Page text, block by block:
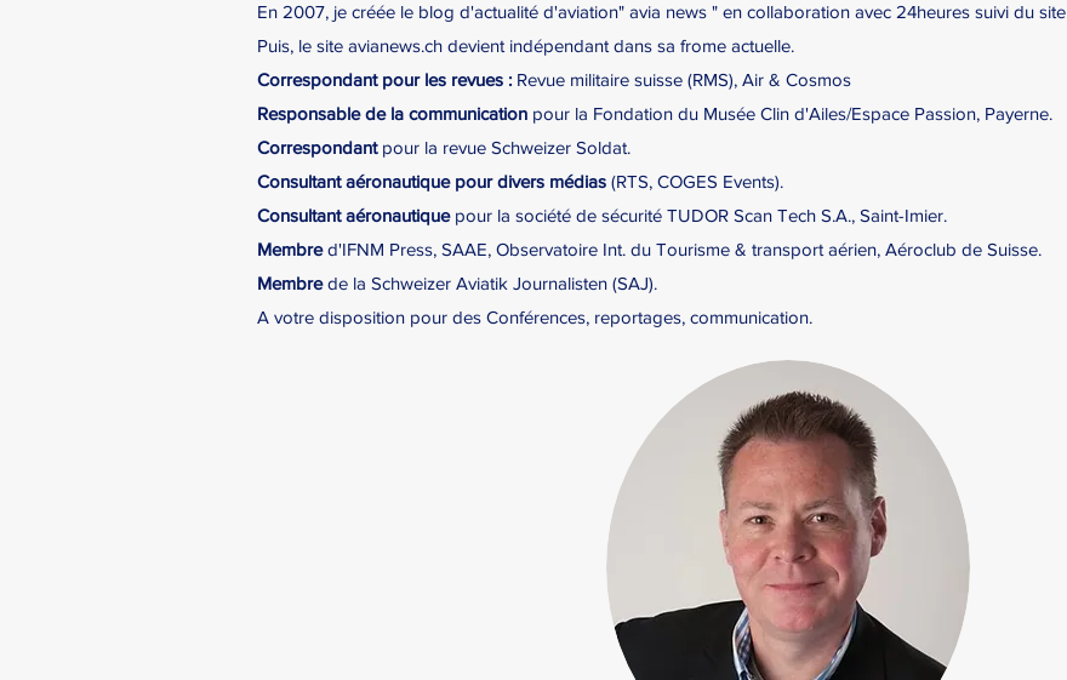
En 2007, je créée le blog d'actualité d'aviation" avia news " en collaboration avec 24heures suivi du site
Puis, le site avianews.ch devient indépendant dans sa frome actuelle.
Correspondant pour les revues : Revue militaire suisse (RMS), Air & Cosmos
Responsable de la communication pour la Fondation du Musée Clin d'Ailes/Espace Passion, Payerne.
Correspondantpour la revue Schweizer Soldat.
Consultant aéronautique pourdivers médias (RTS, COGES Events).
Consultant aéronautiquepour la société de sécurité TUDOR Scan Tech S.A., Saint-Imier.
Membred'IFNM Press, SAAE, Observatoire Int. du Tourisme & transport aérien, Aéroclub de Suisse.
Membrede la Schweizer Aviatik Journalisten (SAJ).
A votre disposition pour des Conférences, reportages, communication.
Contact